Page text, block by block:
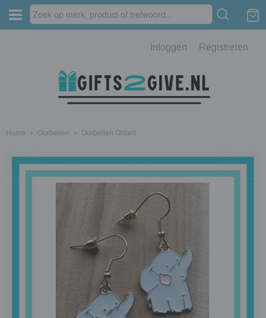
Inloggen Registreren
Home › Oorbellen › Oorbellen Olifant